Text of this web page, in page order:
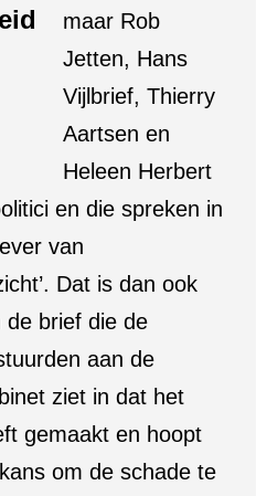
maar Rob
Jetten, Hans
Vijlbrief, Thierry
Aartsen en
Heleen Herbert
en die spreken in
van
Dat is dan ook
de brief die de
aan de
ziet in dat het
gemaakt en hoopt
om de schade te